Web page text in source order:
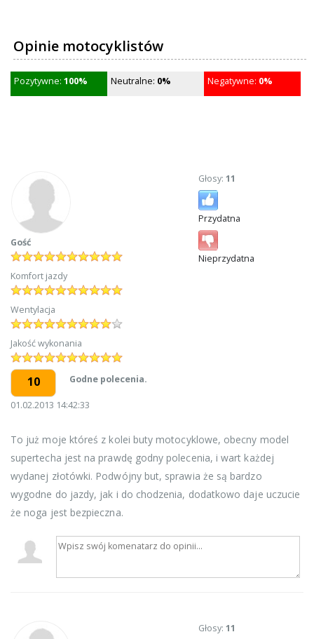
Opinie motocyklistów
Pozytywne: 100% Neutralne: 0% Negatywne: 0%
Gość
Komfort jazdy
Wentylacja
Jakość wykonania
Głosy: 11
Przydatna
Nieprzydatna
10 Godne polecenia.
01.02.2013 14:42:33
To już moje któreś z kolei buty motocyklowe, obecny model
supertecha jest na prawdę godny polecenia, i wart każdej
wydanej złotówki. Podwójny but, sprawia że są bardzo
wygodne do jazdy, jak i do chodzenia, dodatkowo daje uczucie
że noga jest bezpieczna.
Głosy: 11